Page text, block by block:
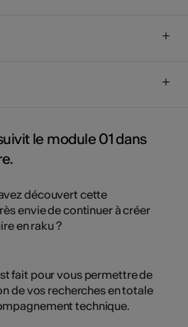
le module 01 dans
découvert cette
envie de continuer à créer
en raku ?
fait pour vous permettre de
de vos recherches en totale
technique.